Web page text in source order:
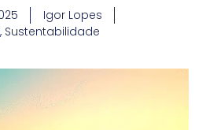
Igor Lopes
, Sustentabilidade